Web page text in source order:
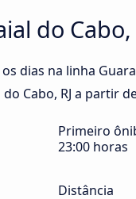
do Cabo,
dias na linha
Cabo, RJ a partir
Primeiro
23:00 horas
Distância